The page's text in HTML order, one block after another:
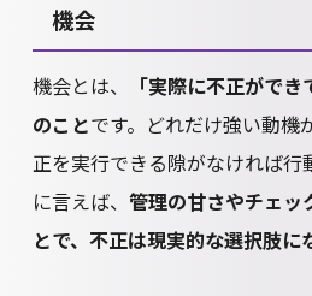
機会
機会とは、
「実際に不正ができ
のことです。どれだけ強い動機
正を実行できる隙がなければ行
に言えば、 管理の甘さやチェッ
とで、不正は現実的な選択肢に